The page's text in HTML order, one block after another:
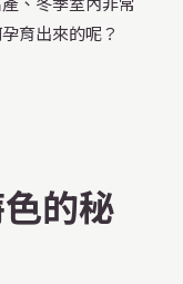
育出來的呢？
的秘